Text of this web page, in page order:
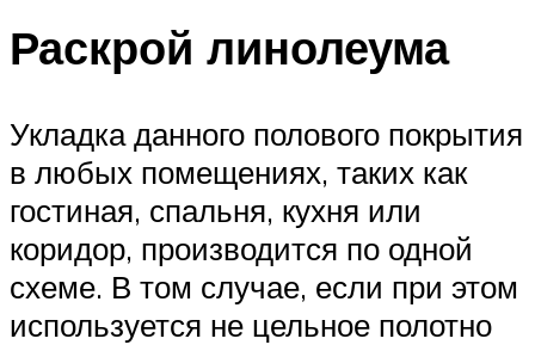
Раскрой линолеума
Укладка данного полового покрытия
в любых помещениях, таких как
гостиная, спальня, кухня или
коридор, производится по одной
схеме. В том случае, если при этом
используется не цельное полотно